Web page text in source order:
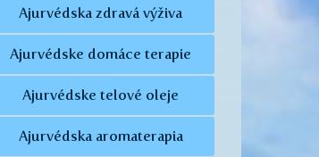
Ajurvédska zdravá výživa
Ajurvédske domáce terapie
Ajurvédske telové oleje
Ajurvédska aromaterapia